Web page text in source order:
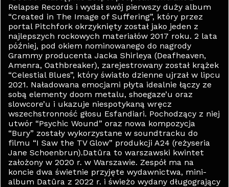
Relapse Records i wydał swój pierwszy duży album
“Created in The Image of Suffering”, który przez
portal Pitchfork okrzyknięty został jako jeden z
najlepszych rockowych materiałów 2017 roku. 2 lata
później, pod okiem nominowanego do nagrody
Grammy producenta Jacka Shirleya (Deafheaven,
Amenra, Oathbreaker), zarejestrowany został krążek
“Celestial Blues”, który światło dzienne ujrzał w lipcu
2021. Naładowana emocjami płyta idealnie łączy ze
sobą elementy doom metalu, shoegaze’u oraz
slowcore’u i ukazuje niespotykaną wręcz
wszechstronność głosu Esfandiari. Pochodzący z niej
utwór “Psychic Wound” oraz nowa kompozycja
“Bury” zostały wykorzystane w soundtracku do
filmu “I Saw the TV Glow” produkcji A24 (reżyseria
Jane Schoenbrun).Datûra to warszawski kwintet
założony w 2020 r. w Warszawie. Zespół ma na
koncie dwa świetnie przyjęte wydawnictwa, mini-
album Datûra z 2022 r. i świeżo wydany długogrający